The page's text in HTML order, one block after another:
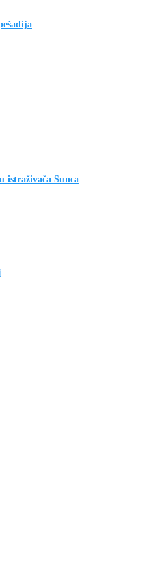
istraživača Sunca